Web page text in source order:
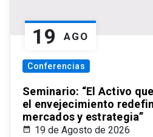
19 AGO
Conferencias
Seminario: “El Activo
el envejecimiento
mercados y estrategia”
19 de Agosto de 2026